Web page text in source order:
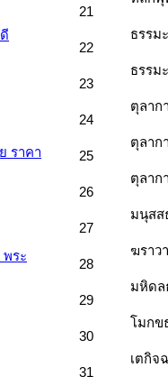
21
22
ธรร
23
ธรรม
24
ตุลาก
25
ตุลาก
26
ตุลาก
27
มนุสส
28
ฆราว
29
มหิดล
30
โมกข
31
เตกิจ